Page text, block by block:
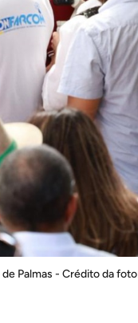
Palmas - Crédito da